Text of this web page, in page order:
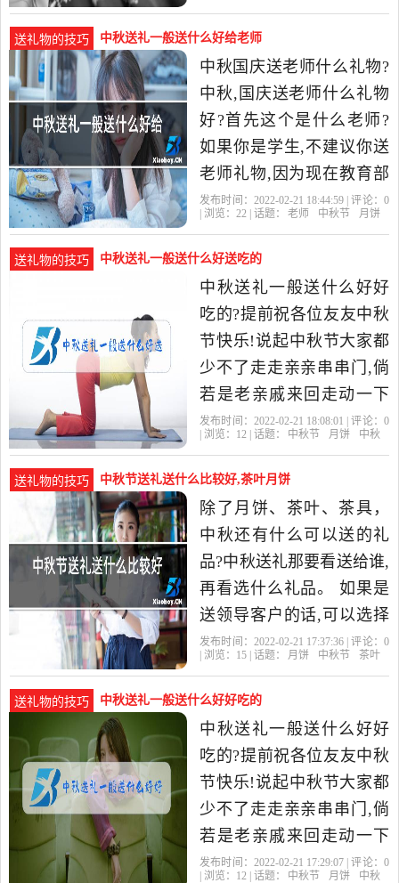
送礼物的技巧 中秋送礼一般送什么好给老师
中秋国庆送老师什么礼物?
中秋,国庆送老师什么礼物
好?首先这个是什么老师?
如果你是学生,不建议你送
老师礼物,因为现在教育部
已经规定,过节期间,老师严
发布时间：2022-02-21 18:44:59 | 评论： 0
| 浏览： 22 | 话题： 老师 中秋节 月饼
送礼物的技巧 中秋送礼一般送什么好送吃的
中秋送礼一般送什么好好
吃的?提前祝各位友友中秋
节快乐!说起中秋节大家都
少不了走走亲亲串串门,倘
若是老亲戚来回走动一下
顺带一提月饼再买点时令
梨
发布时间：2022-02-21 18:08:01 | 评论： 0
| 浏览： 12 | 话题： 中秋节 月饼 中秋
送礼物的技巧 中秋节送礼送什么比较好,茶叶月饼
除了月饼、茶叶、茶具，
中秋还有什么可以送的礼
品?中秋送礼那要看送给谁,
再看选什么礼品。 如果是
送领导客户的话,可以选择
一些高档贵重或者有特色
术
发布时间：2022-02-21 17:37:36 | 评论： 0
| 浏览： 15 | 话题： 月饼 中秋节 茶叶
送礼物的技巧 中秋送礼一般送什么好好吃的
中秋送礼一般送什么好好
吃的?提前祝各位友友中秋
节快乐!说起中秋节大家都
少不了走走亲亲串串门,倘
若是老亲戚来回走动一下
顺带一提月饼再买点时令
发布时间：2022-02-21 17:29:07 | 评论： 0
| 浏览： 12 | 话题： 中秋节 月饼 中秋